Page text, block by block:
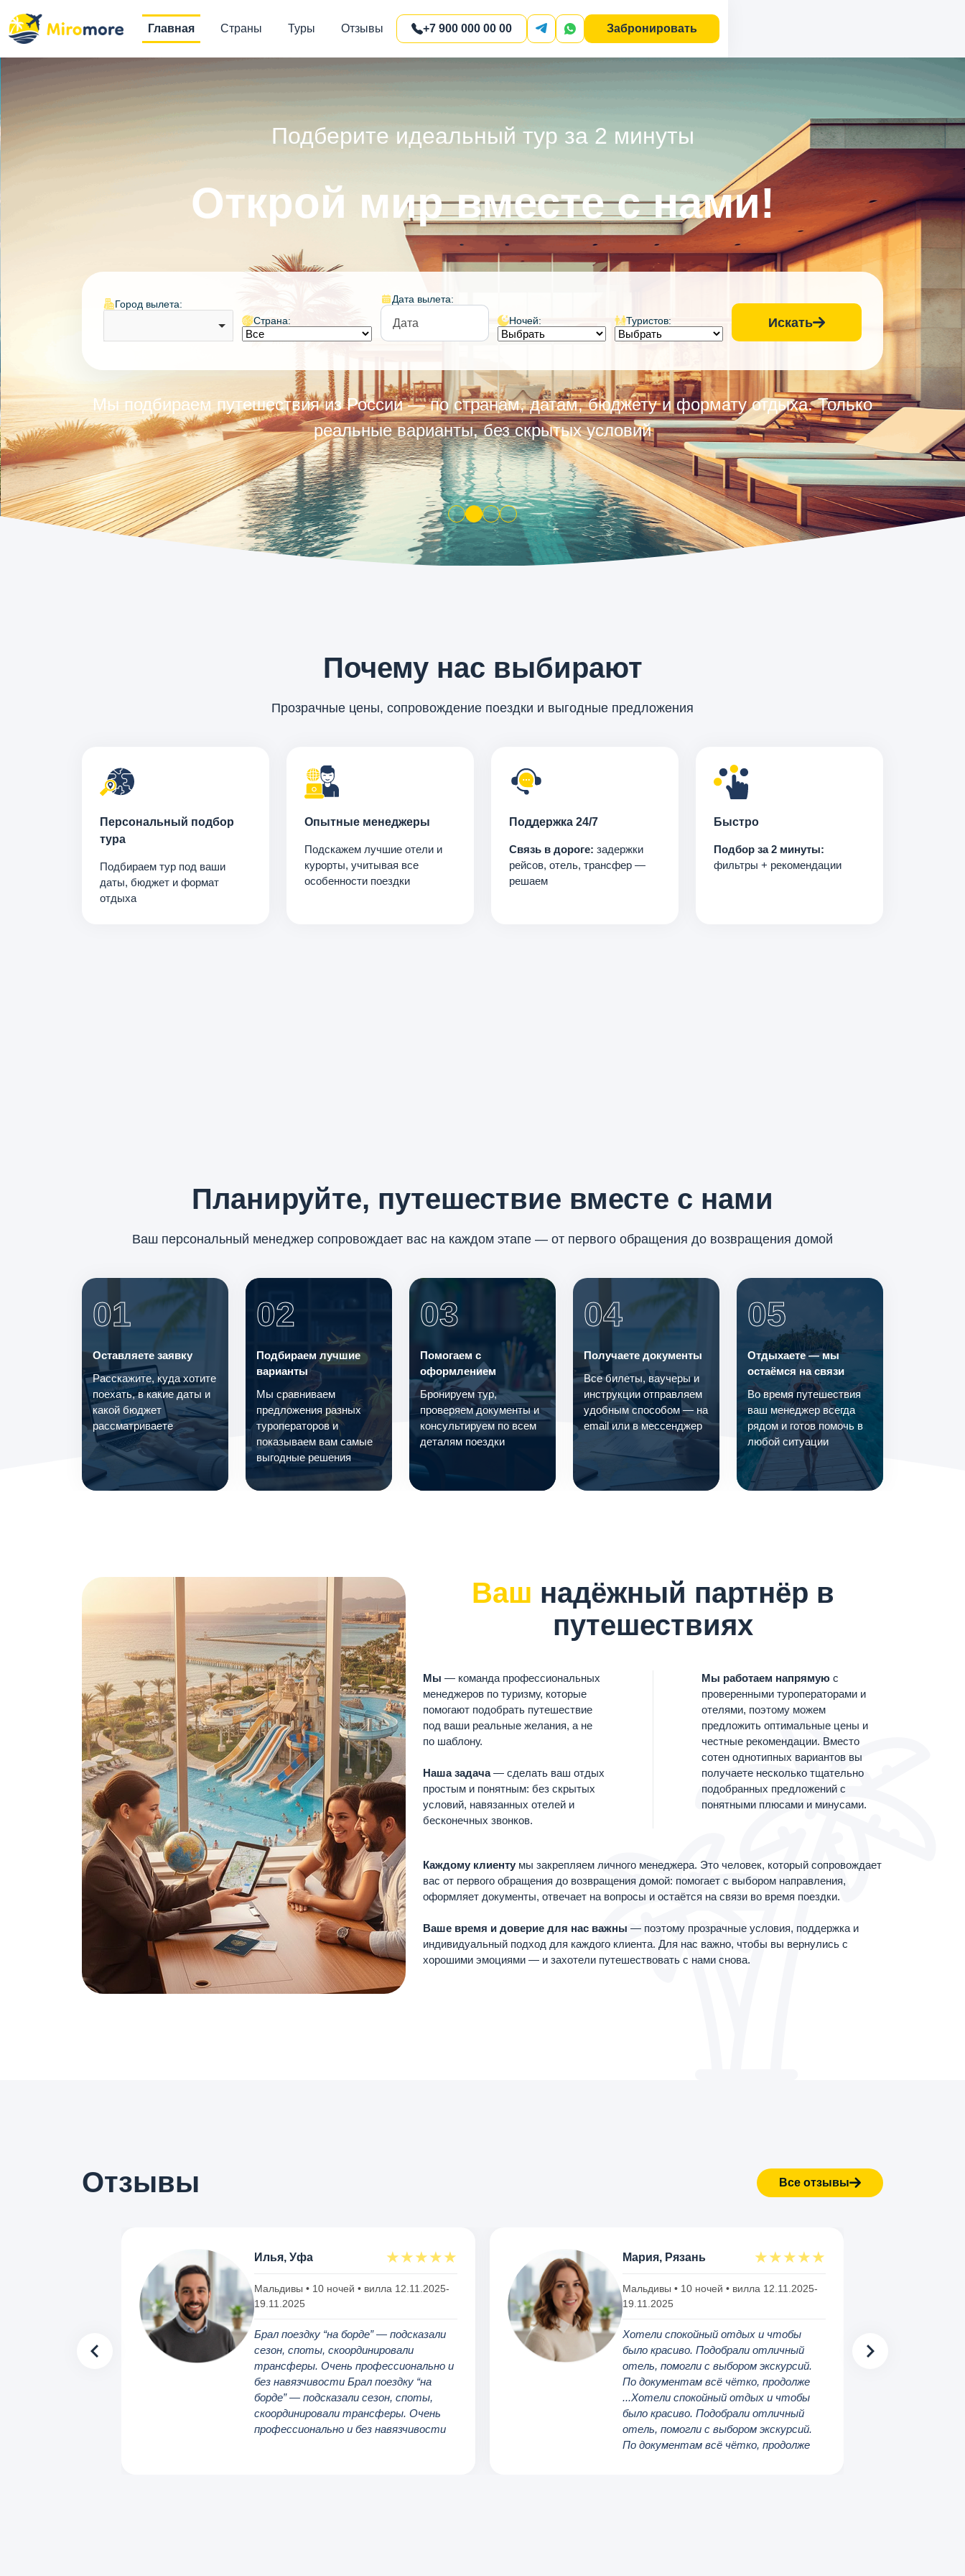
Главная Страны Туры Отзывы +7 900 000 00 00 Забронировать
Подберите идеальный тур за 2 минуты
Открой мир вместе с нами!
Город вылета:
Страна:
Дата вылета:
Ночей:
Туристов: Искать
Мы подбираем путешествия из России — по странам, датам, бюджету и формату отдыха. Только
реальные варианты, без скрытых условий
Почему нас выбирают
Прозрачные цены, сопровождение поездки и выгодные предложения
Персональный подбор
тура
Подбираем тур под ваши
даты, бюджет и формат
отдыха
Опытные менеджеры
Подскажем лучшие отели и
курорты, учитывая все
особенности поездки
Поддержка 24/7
Связь в дороге: задержки
рейсов, отель, трансфер —
решаем
Быстро
Подбор за 2 минуты:
фильтры + рекомендации
Планируйте, путешествие вместе с нами
Ваш персональный менеджер сопровождает вас на каждом этапе — от первого обращения до возвращения домой
01
Оставляете заявку
Расскажите, куда хотите
поехать, в какие даты и
какой бюджет
рассматриваете
02
Подбираем лучшие
варианты
Мы сравниваем
предложения разных
туроператоров и
показываем вам самые
выгодные решения
03
Помогаем с
оформлением
Бронируем тур,
проверяем документы и
консультируем по всем
деталям поездки
04
Получаете документы
Все билеты, ваучеры и
инструкции отправляем
удобным способом — на
email или в мессенджер
05
Отдыхаете — мы
остаёмся на связи
Во время путешествия
ваш менеджер всегда
рядом и готов помочь в
любой ситуации
Ваш надёжный партнёр в
путешествиях
Мы — команда профессиональных
менеджеров по туризму, которые
помогают подобрать путешествие
под ваши реальные желания, а не
по шаблону.
Наша задача— сделать ваш отдых
простым и понятным: без скрытых
условий, навязанных отелей и
бесконечных звонков.
Мы работаем напрямуюс
проверенными туроператорами и
отелями, поэтому можем
предложить оптимальные цены и
честные рекомендации. Вместо
сотен однотипных вариантов вы
получаете несколько тщательно
подобранных предложений с
понятными плюсами и минусами.
Каждому клиенту мы закрепляем личного менеджера. Это человек, который сопровождает
вас от первого обращения до возвращения домой: помогает с выбором направления,
оформляет документы, отвечает на вопросы и остаётся на связи во время поездки.
Ваше время и доверие для нас важны — поэтому прозрачные условия, поддержка и
индивидуальный подход для каждого клиента. Для нас важно, чтобы вы вернулись с
хорошими эмоциями — и захотели путешествовать с нами снова.
Отзывы Все отзывы
Илья, Уфа ★★★★★
Мальдивы • 10 ночей • вилла 12.11.2025-
19.11.2025
Брал поездку “на борде” — подсказали
сезон, споты, скоординировали
трансферы. Очень профессионально и
без навязчивости Брал поездку “на
борде” — подсказали сезон, споты,
скоординировали трансферы. Очень
профессионально и без навязчивости
Мария, Рязань ★★★★★
Мальдивы • 10 ночей • вилла 12.11.2025-
19.11.2025
Хотели спокойный отдых и чтобы
было красиво. Подобрали отличный
отель, помогли с выбором экскурсий.
По документам всё чётко, продолже
...Хотели спокойный отдых и чтобы
было красиво. Подобрали отличный
отель, помогли с выбором экскурсий.
По документам всё чётко, продолже